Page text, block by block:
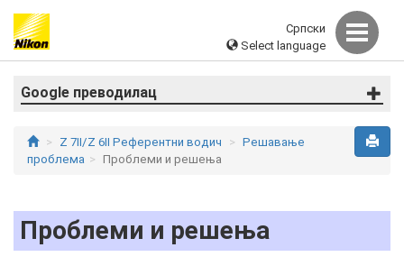
Српски
Select language
Google преводилац
Z 7II/Z 6II Референтни водич
Решавање
проблема
Проблеми и решења
Проблеми и решења